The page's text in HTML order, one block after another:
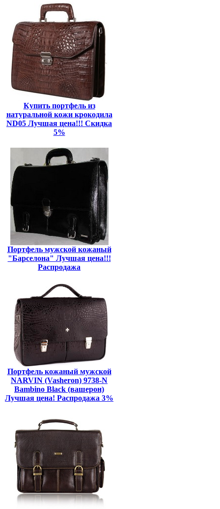
Купить портфель из
натуральной кожи крокодила
ND05 Лучшая цена!!! Скидка
5%
Портфель мужской кожаный
"Барселона" Лучшая цена!!!
Распродажа
Портфель кожаный мужской
NARVIN (Vasheron) 9738-N
Bambino Black (вашерон)
Лучшая цена! Распродажа 3%